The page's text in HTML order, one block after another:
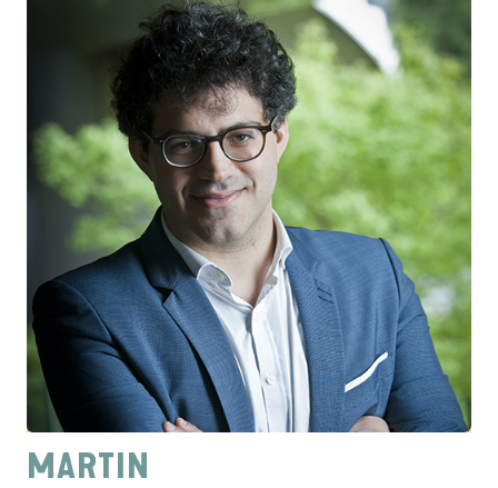
MARTIN